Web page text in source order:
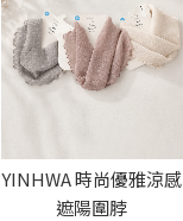
YINHWA 時尚優雅涼感
遮陽圍脖